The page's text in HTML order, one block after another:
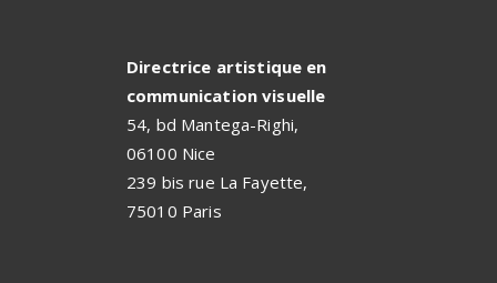
Directrice artistique en
communication visuelle
54, bd Mantega-Righi,
06100 Nice
239 bis rue La Fayette,
75010 Paris